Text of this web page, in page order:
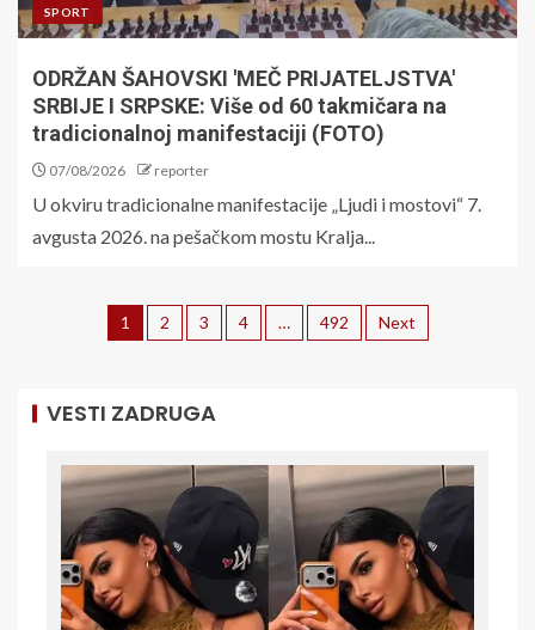
SPORT
ODRŽAN ŠAHOVSKI 'MEČ PRIJATELJSTVA'
SRBIJE I SRPSKE: Više od 60 takmičara na
tradicionalnoj manifestaciji (FOTO)
07/08/2026 reporter
U okviru tradicionalne manifestacije „Ljudi i mostovi“ 7.
avgusta 2026. na pešačkom mostu Kralja...
1 2 3 4 … 492 Next
VESTI ZADRUGA